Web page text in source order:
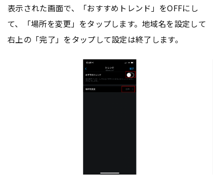
表示された画面で、「おすすめトレンド」をOFFにし
て、「場所を変更」をタップします。地域名を設定して
右上の「完了」をタップして設定は終了します。